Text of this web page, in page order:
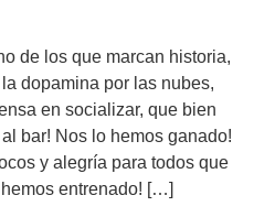
de los que marcan historia,
dopamina por las nubes,
en socializar, que bien
bar! Nos lo hemos ganado!
y alegría para todos que
entrenado! […]